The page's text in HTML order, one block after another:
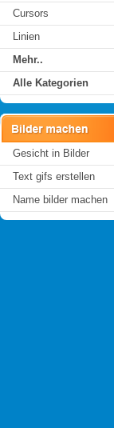
Cursors
Linien
Mehr..
Alle Kategorien
Gesicht in Bilder
Text gifs erstellen
Name bilder machen